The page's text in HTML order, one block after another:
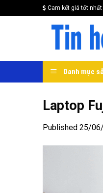
to
Cam kết giá tốt nhất
Danh mục
Laptop
Published 25/